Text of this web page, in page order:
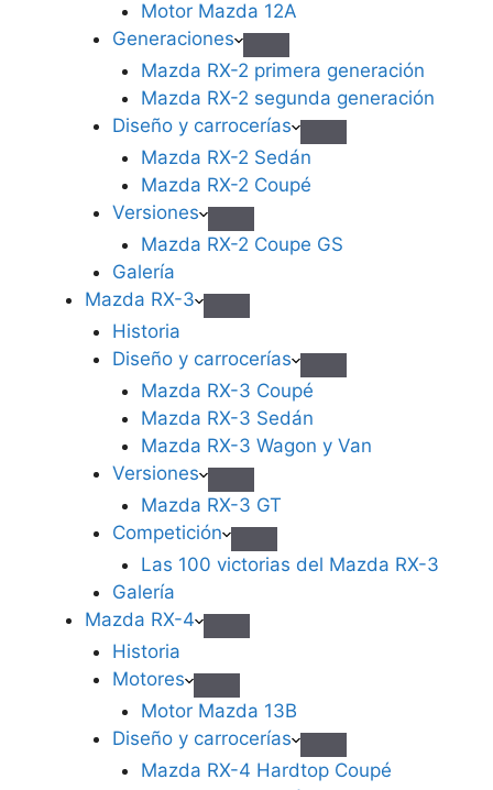
Motor Mazda 12A
Generaciones
Mazda RX-2 primera generación
Mazda RX-2 segunda generación
Diseño y carrocerías
Mazda RX-2 Sedán
Mazda RX-2 Coupé
Versiones
Mazda RX-2 Coupe GS
Galería
Mazda RX-3
Historia
Diseño y carrocerías
Mazda RX-3 Coupé
Mazda RX-3 Sedán
Mazda RX-3 Wagon y Van
Versiones
Mazda RX-3 GT
Competición
Las 100 victorias del Mazda RX-3
Galería
Mazda RX-4
Historia
Motores
Motor Mazda 13B
Diseño y carrocerías
Mazda RX-4 Hardtop Coupé